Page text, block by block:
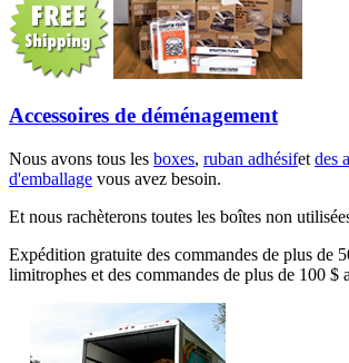
Accessoires de déménagement
Nous avons tous les boxes, ruban adhésifet des
d'emballage vous avez besoin.
Et nous rachèterons toutes les boîtes non
Expédition gratuite des commandes de plus de
limitrophes et des commandes de plus de 100 $